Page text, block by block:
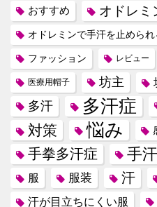
おすすめ オドレミ
オドレミンで手汗を止めら
ファッション レビュー
医療用帽子 坊主
多汗 多汗症
対策 悩み
手拳多汗症
手汗
服 服装 汗
汗が目立ちにくい服